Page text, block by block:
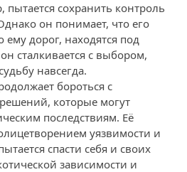
сохранить контроль
он понимает, что его
дорог, находятся под
сталкивается с выбором,
навсегда.
бороться с
которые могут
последствиям. Её
уязвимости и
спасти себя и своих
зависимости и